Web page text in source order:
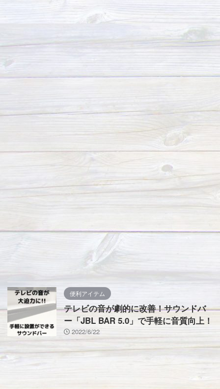
便利アイテム
テレビの音が劇的に改善！サウンドバ
ー「JBL BAR 5.0」で手軽に音質向上！
2022/6/22